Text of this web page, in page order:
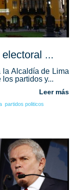
...
la Alcaldía de Lima
partidos y...
Leer más
partidos politicos